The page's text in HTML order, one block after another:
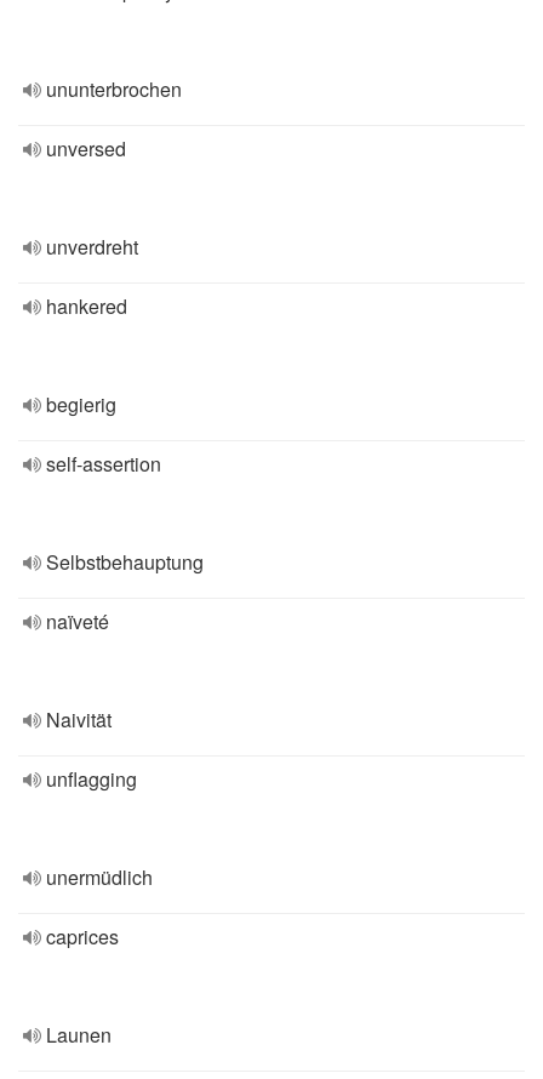
ununterbrochen
unversed
unverdreht
hankered
begierig
self-assertion
Selbstbehauptung
naïveté
Naivität
unflagging
unermüdlich
caprices
Launen